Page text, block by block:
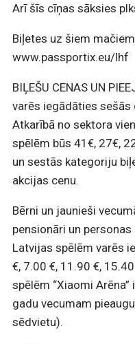
Arī šīs cīņas sāksies
Biļetes uz šiem
www.passportix.eu/lhf
BIĻEŠU CENAS UN
varēs iegādāties sešās
Atkarībā no sektora
spēlēm būs 41€, 27€,
un sestās kategoriju
akcijas cenu.
Bērni un jaunieši
pensionāri un
Latvijas spēlēm varēs
€, 7.00 €, 11.90 €,
spēlēm “Xiaomi
gadu vecumam
sēdvietu).